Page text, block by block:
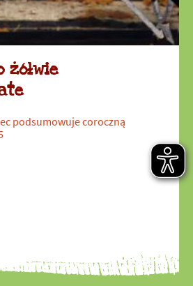
żółwie
podsumowuje coroczną